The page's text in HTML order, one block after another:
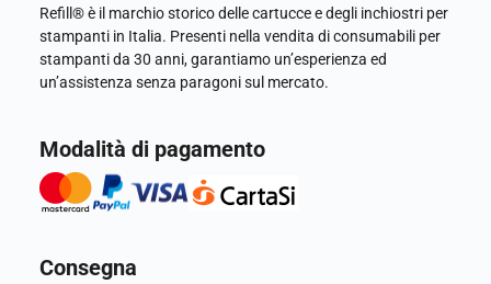
Refill® è il marchio storico delle cartucce e degli inchiostri per
stampanti in Italia. Presenti nella vendita di consumabili per
stampanti da 30 anni, garantiamo un’esperienza ed
un’assistenza senza paragoni sul mercato.
Modalità di pagamento
Consegna